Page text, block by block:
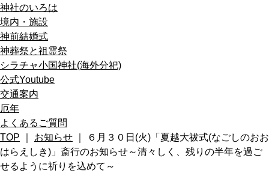
神社のいろは
境内・施設
神前結婚式
神葬祭と祖霊祭
シラチャ小国神社(海外分祀)
公式Youtube
交通案内
厄年
よくあるご質問
TOP
お知らせ ｜ ６月３０日(火)「夏越大祓式(なごしのおお
はらえしき)」斎行のお知らせ～清々しく、残りの半年を過ご
せるように祈りを込めて～